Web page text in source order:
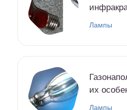
Лампы
их
Лампы